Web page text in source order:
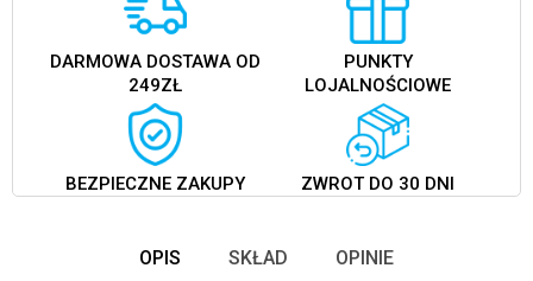
DARMOWA DOSTAWA OD
249ZŁ
PUNKTY
LOJALNOŚCIOWE
BEZPIECZNE ZAKUPY ZWROT DO 30 DNI
OPIS SKŁAD OPINIE